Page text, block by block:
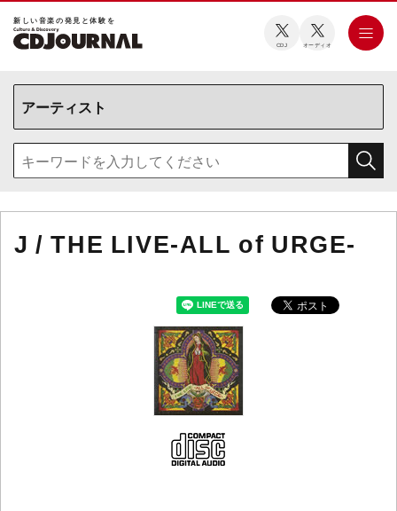
新しい⾳楽の発⾒と体験を
CDJ オーディオ
J / THE LIVE-ALL of URGE-